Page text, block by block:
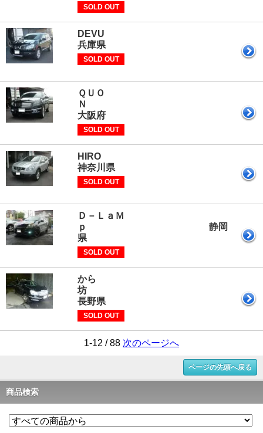
SOLD OUT
兵庫県
SOLD OUT
ＱＵＯ
大阪府
SOLD OUT
神奈川県
SOLD OUT
Ｄ－ＬａＭ
ｐ 静岡
県
SOLD OUT
から
坊
長野県
SOLD OUT
1-12 / 88 次のページへ
ページの先頭へ戻る
商品検索